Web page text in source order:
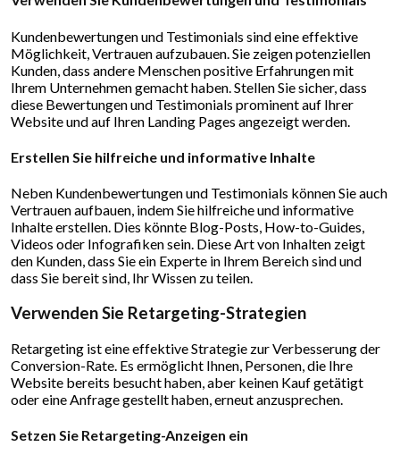
Kundenbewertungen und Testimonials sind eine effektive
Möglichkeit, Vertrauen aufzubauen. Sie zeigen potenziellen
Kunden, dass andere Menschen positive Erfahrungen mit
Ihrem Unternehmen gemacht haben. Stellen Sie sicher, dass
diese Bewertungen und Testimonials prominent auf Ihrer
Website und auf Ihren Landing Pages angezeigt werden.
Erstellen Sie hilfreiche und informative Inhalte
Neben Kundenbewertungen und Testimonials können Sie auch
Vertrauen aufbauen, indem Sie hilfreiche und informative
Inhalte erstellen. Dies könnte Blog-Posts, How-to-Guides,
Videos oder Infografiken sein. Diese Art von Inhalten zeigt
den Kunden, dass Sie ein Experte in Ihrem Bereich sind und
dass Sie bereit sind, Ihr Wissen zu teilen.
Verwenden Sie Retargeting-Strategien
Retargeting ist eine effektive Strategie zur Verbesserung der
Conversion-Rate. Es ermöglicht Ihnen, Personen, die Ihre
Website bereits besucht haben, aber keinen Kauf getätigt
oder eine Anfrage gestellt haben, erneut anzusprechen.
Setzen Sie Retargeting-Anzeigen ein